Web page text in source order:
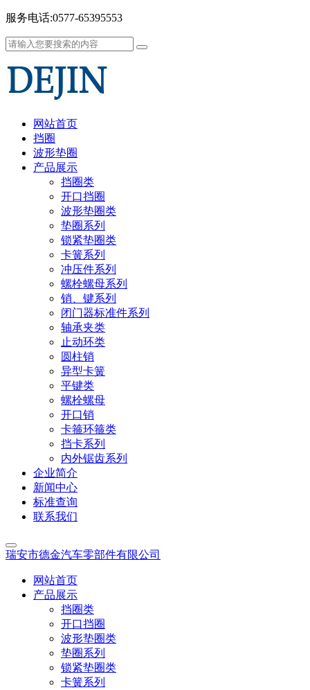
服务电话:0577-65395553
网站首页
挡圈
波形垫圈
产品展示
挡圈类
开口挡圈
波形垫圈类
垫圈系列
锁紧垫圈类
卡簧系列
冲压件系列
螺栓螺母系列
销、键系列
闭门器标准件系列
轴承夹类
止动环类
圆柱销
异型卡簧
平键类
螺栓螺母
开口销
卡箍环箍类
挡卡系列
内外锯齿系列
企业简介
新闻中心
标准查询
联系我们
瑞安市德金汽车零部件有限公司
网站首页
产品展示
挡圈类
开口挡圈
波形垫圈类
垫圈系列
锁紧垫圈类
卡簧系列